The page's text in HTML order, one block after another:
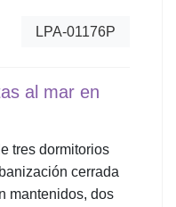
LPA-01176P
al mar en
tres dormitorios
cerrada
mantenidos, dos